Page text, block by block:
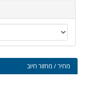
מחיר / מחזור חיוב